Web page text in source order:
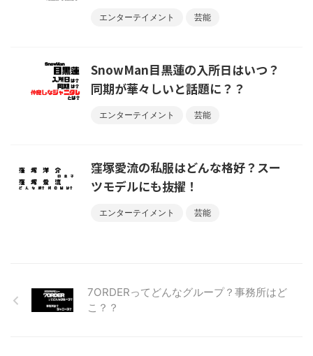
エンターテイメント 芸能
SnowMan目黒蓮の入所日はいつ？
同期が華々しいと話題に？？
エンターテイメント 芸能
窪塚愛流の私服はどんな格好？スー
ツモデルにも抜擢！
エンターテイメント 芸能
7ORDERってどんなグループ？事務所はど
こ？？